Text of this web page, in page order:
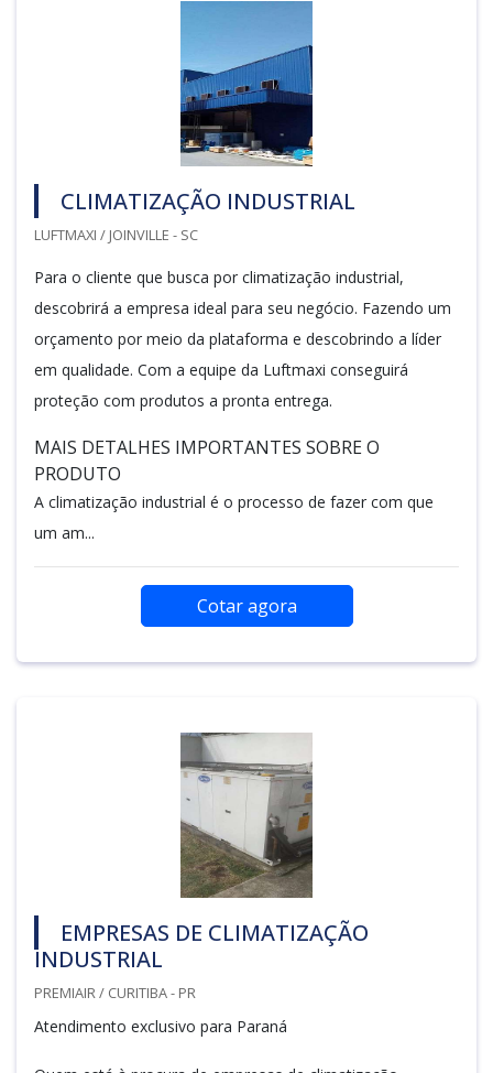
CLIMATIZAÇÃO INDUSTRIAL
LUFTMAXI / JOINVILLE - SC
Para o cliente que busca por climatização industrial,
descobrirá a empresa ideal para seu negócio. Fazendo um
orçamento por meio da plataforma e descobrindo a líder
em qualidade. Com a equipe da Luftmaxi conseguirá
proteção com produtos a pronta entrega.
MAIS DETALHES IMPORTANTES SOBRE O
PRODUTO
A climatização industrial é o processo de fazer com que
um am...
Cotar agora
EMPRESAS DE CLIMATIZAÇÃO
INDUSTRIAL
PREMIAIR / CURITIBA - PR
Atendimento exclusivo para Paraná